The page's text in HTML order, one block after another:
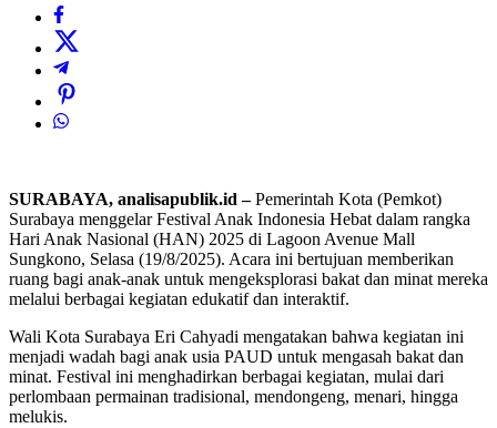
SURABAYA, analisapublik.id –Pemerintah Kota (Pemkot)
Surabaya menggelar Festival Anak Indonesia Hebat dalam rangka
Hari Anak Nasional (HAN) 2025 di Lagoon Avenue Mall
Sungkono, Selasa (19/8/2025). Acara ini bertujuan memberikan
ruang bagi anak-anak untuk mengeksplorasi bakat dan minat mereka
melalui berbagai kegiatan edukatif dan interaktif.
Wali Kota Surabaya Eri Cahyadi mengatakan bahwa kegiatan ini
menjadi wadah bagi anak usia PAUD untuk mengasah bakat dan
minat. Festival ini menghadirkan berbagai kegiatan, mulai dari
perlombaan permainan tradisional, mendongeng, menari, hingga
melukis.